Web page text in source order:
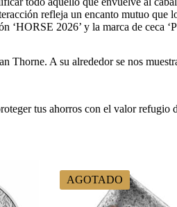
refleja un encanto mutuo que
‘HORSE 2026’ y la marca de ceca
Thorne. A su alrededor se nos
tus ahorros con el valor
AGOTADO